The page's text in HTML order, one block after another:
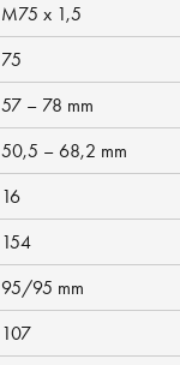
M75 x 1,5
75
57 – 78 mm
50,5 – 68,2 mm
16
154
95/95 mm
107